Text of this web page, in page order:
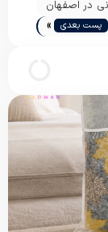
در اصفهان
پست بعدی »